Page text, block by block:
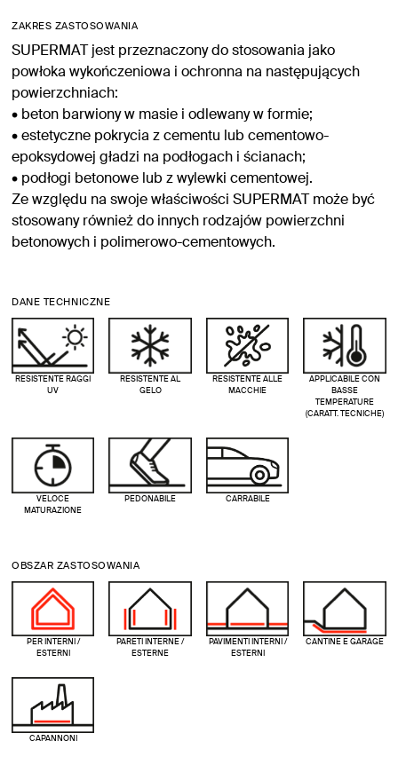
ZAKRES ZASTOSOWANIA
SUPERMAT jest przeznaczony do stosowania jako
powłoka wykończeniowa i ochronna na następujących
powierzchniach:
• beton barwiony w masie i odlewany w formie;
• estetyczne pokrycia z cementu lub cementowo-
epoksydowej gładzi na podłogach i ścianach;
• podłogi betonowe lub z wylewki cementowej.
Ze względu na swoje właściwości SUPERMAT może być
stosowany również do innych rodzajów powierzchni
betonowych i polimerowo-cementowych.
DANE TECHNICZNE
RESISTENTE RAGGI
UV
RESISTENTE AL
GELO
RESISTENTE ALLE
MACCHIE
APPLICABILE CON
BASSE
TEMPERATURE
(CARATT. TECNICHE)
VELOCE
MATURAZIONE
PEDONABILE CARRABILE
OBSZAR ZASTOSOWANIA
PER INTERNI /
ESTERNI
PARETI INTERNE /
ESTERNE
PAVIMENTI INTERNI /
ESTERNI
CANTINE E GARAGE
CAPANNONI